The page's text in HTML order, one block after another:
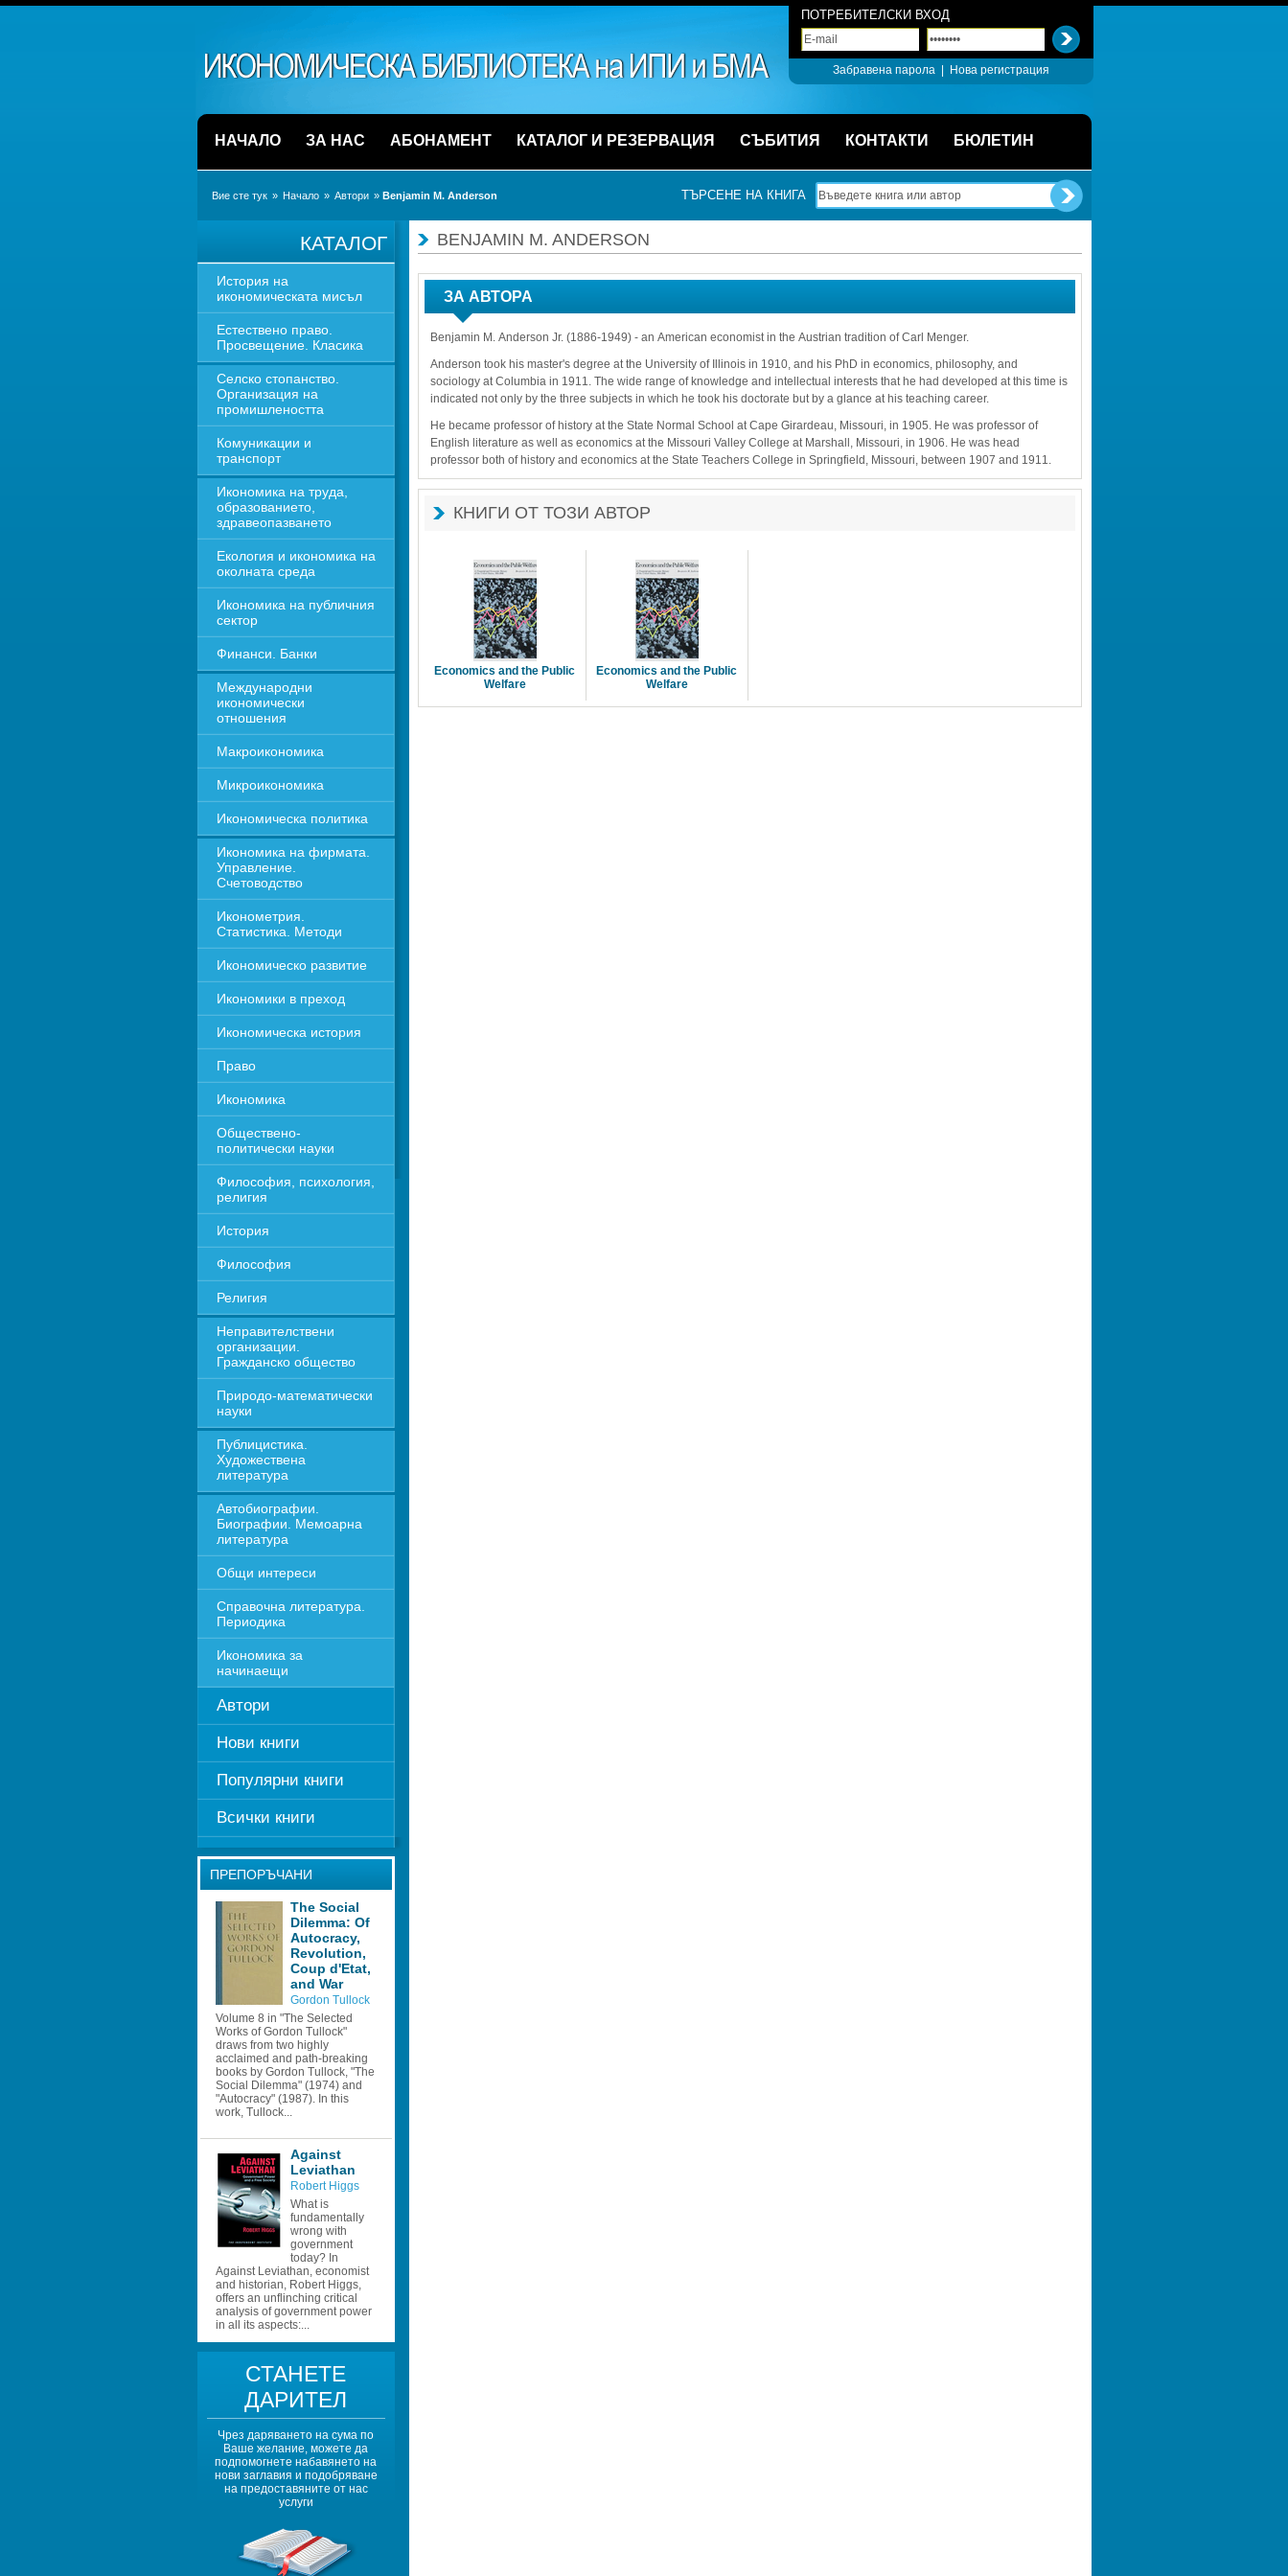
ПОТРЕБИТЕЛСКИ ВХОД
Забравена парола Нова регистрация
НАЧАЛО ЗА НАС АБОНАМЕНТ КАТАЛОГ И РЕЗЕРВАЦИЯ СЪБИТИЯ КОНТАКТИ БЮЛЕТИН
Вие сте тук » Начало » Автори » Benjamin M. Anderson ТЪРСЕНЕ НА КНИГА
КАТАЛОГ
История на
икономическата мисъл
Естествено право.
Просвещение. Класика
Селско стопанство.
Организация на
промишлеността
Комуникации и
транспорт
Икономика на труда,
образованието,
здравеопазването
Екология и икономика на
околната среда
Икономика на публичния
сектор
Финанси. Банки
Международни
икономически
отношения
Макроикономика
Микроикономика
Икономическа политика
Икономика на фирмата.
Управление.
Счетоводство
Иконометрия.
Статистика. Методи
Икономическо развитие
Икономики в преход
Икономическа история
Право
Икономика
Обществено-
политически науки
Философия, психология,
религия
История
Философия
Религия
Неправителствени
организации.
Гражданско общество
Природо-математически
науки
Публицистика.
Художествена
литература
Автобиографии.
Биографии. Мемоарна
литература
Общи интереси
Справочна литература.
Периодика
Икономика за
начинаещи
Автори
Нови книги
Популярни книги
Всички книги
ПРЕПОРЪЧАНИ
The Social
Dilemma: Of
Autocracy,
Revolution,
Coup d'Etat,
and War
Gordon Tullock
Volume 8 in "The Selected
Works of Gordon Tullock"
draws from two highly
acclaimed and path-breaking
books by Gordon Tullock, "The
Social Dilemma" (1974) and
"Autocracy" (1987). In this
work, Tullock...
Against
Leviathan
Robert Higgs
What is
fundamentally
wrong with
government
today? In
Against Leviathan, economist
and historian, Robert Higgs,
offers an unflinching critical
analysis of government power
in all its aspects:...
СТАНЕТЕ
ДАРИТЕЛ
Чрез даряването на сума по
Ваше желание, можете да
подпомогнете набавянето на
нови заглавия и подобряване
на предоставяните от нас
услуги
BENJAMIN M. ANDERSON
ЗА АВТОРА
Benjamin M. Anderson Jr. (1886-1949) - an American economist in the Austrian tradition of Carl Menger.
Anderson took his master's degree at the University of Illinois in 1910, and his PhD in economics, philosophy, and
sociology at Columbia in 1911. The wide range of knowledge and intellectual interests that he had developed at this time is
indicated not only by the three subjects in which he took his doctorate but by a glance at his teaching career.
He became professor of history at the State Normal School at Cape Girardeau, Missouri, in 1905. He was professor of
English literature as well as economics at the Missouri Valley College at Marshall, Missouri, in 1906. He was head
professor both of history and economics at the State Teachers College in Springfield, Missouri, between 1907 and 1911.
КНИГИ ОТ ТОЗИ АВТОР
Economics and the Public
Welfare
Economics and the Public
Welfare